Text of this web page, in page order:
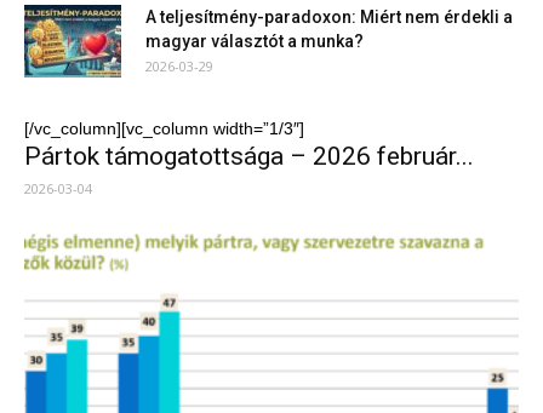
A teljesítmény-paradoxon: Miért nem érdekli a
magyar választót a munka?
2026-03-29
[/vc_column][vc_column width=”1/3″]
Pártok támogatottsága – 2026 február...
2026-03-04